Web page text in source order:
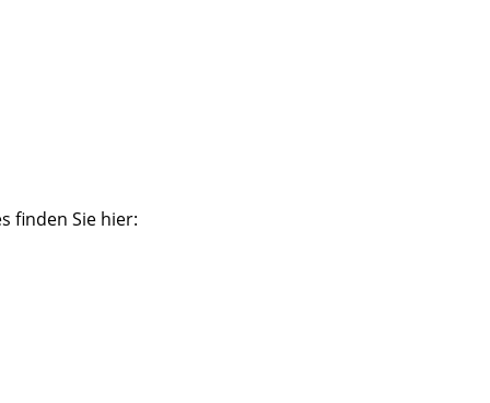
finden Sie hier: